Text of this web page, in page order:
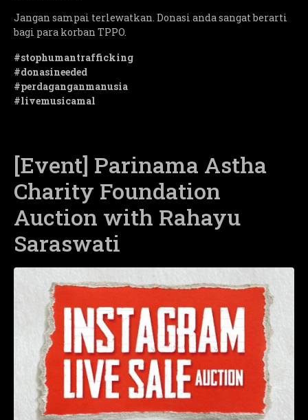
Jangan sampai terlewatkan. Donasi anda sangat berarti
bagi para korban TPPO.
#stophumantrafficking
#donasineeded
#perdaganganmanusia
#livemusicamal
[Event] Parinama Astha
Charity Foundation
Auction with Rahayu
Saraswati